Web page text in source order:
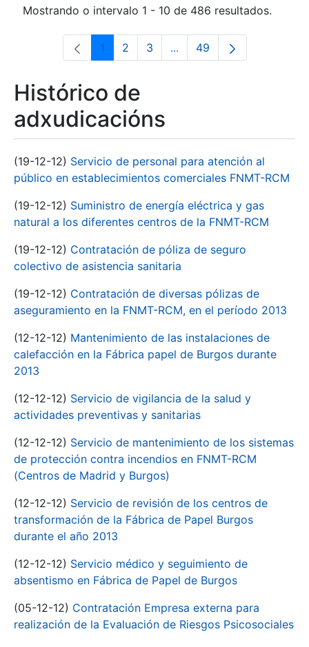
Mostrando o intervalo 1 - 10 de 486 resultados.
Páxina
1 Páxina
2 Páxina
3 ...Páxinas intermedias Use
Páxina
49
Histórico de
adxudicacións
(19-12-12) Servicio de personal para atención al
público en establecimientos comerciales FNMT-RCM
(19-12-12) Suministro de energía eléctrica y gas
natural a los diferentes centros de la FNMT-RCM
(19-12-12) Contratación de póliza de seguro
colectivo de asistencia sanitaria
(19-12-12) Contratación de diversas pólizas de
aseguramiento en la FNMT-RCM, en el período 2013
(12-12-12) Mantenimiento de las instalaciones de
calefacción en la Fábrica papel de Burgos durante
2013
(12-12-12) Servicio de vigilancia de la salud y
actividades preventivas y sanitarias
(12-12-12) Servicio de mantenimiento de los sistemas
de protección contra incendios en FNMT-RCM
(Centros de Madrid y Burgos)
(12-12-12) Servicio de revisión de los centros de
transformación de la Fábrica de Papel Burgos
durante el año 2013
(12-12-12) Servicio médico y seguimiento de
absentismo en Fábrica de Papel de Burgos
(05-12-12) Contratación Empresa externa para
realización de la Evaluación de Riesgos Psicosociales